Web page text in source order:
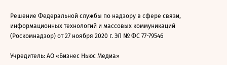
Решение Федеральной службы по надзору в сфере связи,
информационных технологий и массовых коммуникаций
(Роскомнадзор) от 27 ноября 2020 г. ЭЛ № ФС 77-79546
Учредитель: АО «Бизнес Ньюс Медиа»